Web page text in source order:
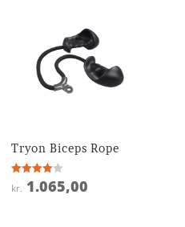
Tryon Biceps Rope
Vurderet
4
kr. 1.065,00